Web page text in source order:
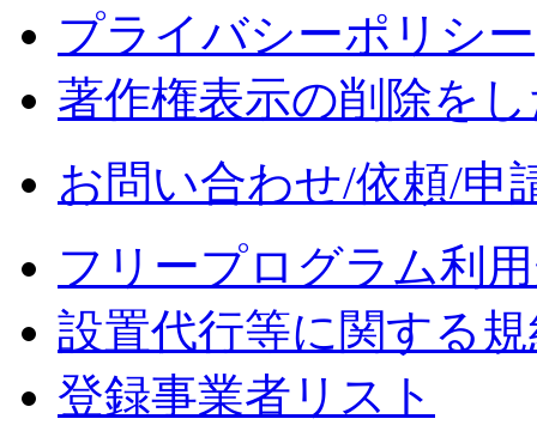
プライバシーポリシー
著作権表示の削除を
お問い合わせ/依頼/申
フリープログラム利
設置代行等に関する
登録事業者リスト